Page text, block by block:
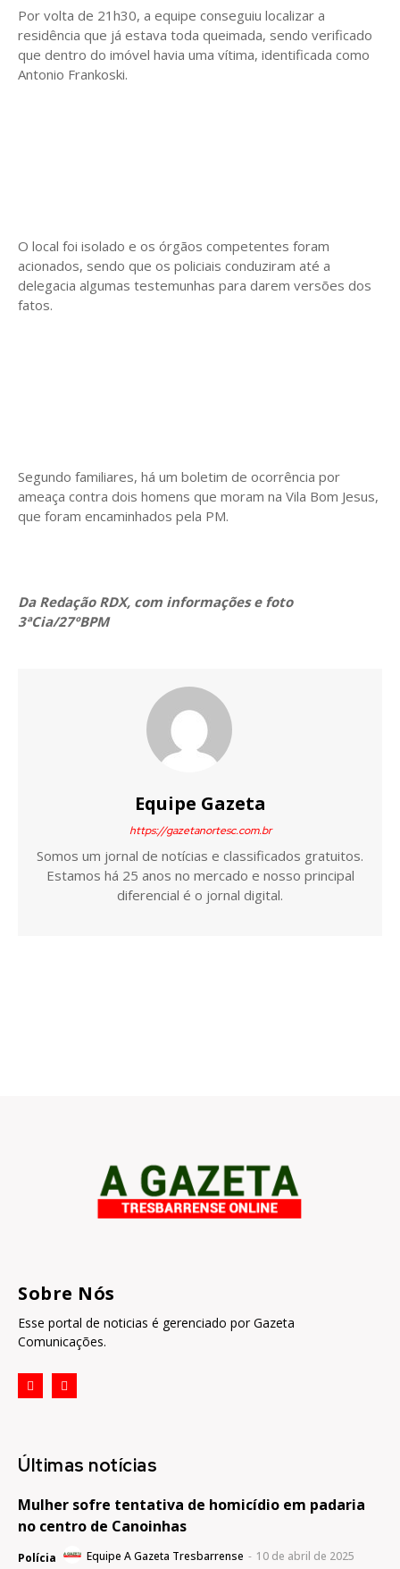
Por volta de 21h30, a equipe conseguiu localizar a
residência que já estava toda queimada, sendo verificado
que dentro do imóvel havia uma vítima, identificada como
Antonio Frankoski.
O local foi isolado e os órgãos competentes foram
acionados, sendo que os policiais conduziram até a
delegacia algumas testemunhas para darem versões dos
fatos.
Segundo familiares, há um boletim de ocorrência por
ameaça contra dois homens que moram na Vila Bom Jesus,
que foram encaminhados pela PM.
Da Redação RDX, com informações e foto
3ªCia/27ºBPM
Equipe Gazeta
https://gazetanortesc.com.br
Somos um jornal de notícias e classificados gratuitos.
Estamos há 25 anos no mercado e nosso principal
diferencial é o jornal digital.
Sobre Nós
Esse portal de noticias é gerenciado por Gazeta
Comunicações.
Últimas notícias
Mulher sofre tentativa de homicídio em padaria
no centro de Canoinhas
Polícia Equipe A Gazeta Tresbarrense - 10 de abril de 2025